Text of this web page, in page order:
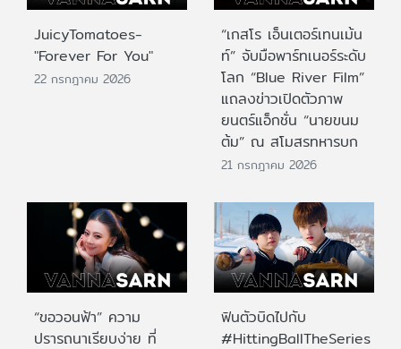
JuicyTomatoes-
"Forever For You"
22 กรกฎาคม 2026
“เกสโร เอ็นเตอร์เทนเม้น
ท์” จับมือพาร์ทเนอร์ระดับ
โลก “Blue River Film”
แถลงข่าวเปิดตัวภาพ
ยนตร์แอ็กชั่น “นายขนม
ต้ม” ณ สโมสรทหารบก
21 กรกฎาคม 2026
“ขอวอนฟ้า” ความ
ปรารถนาเรียบง่าย ที่
ฟินตัวบิดไปกับ
#HittingBallTheSeries